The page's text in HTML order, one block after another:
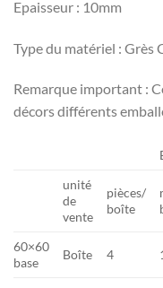
Epaisseur : 10mm
Type du matériel : Grès
Remarque important :
décors différents
unité
de
vente
pièces/
boîte
60×60
base
Boîte 4